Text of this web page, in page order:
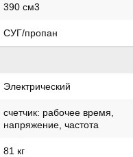
390 см3
СУГ/пропан
Электрический
счетчик: рабочее время,
напряжение, частота
81 кг